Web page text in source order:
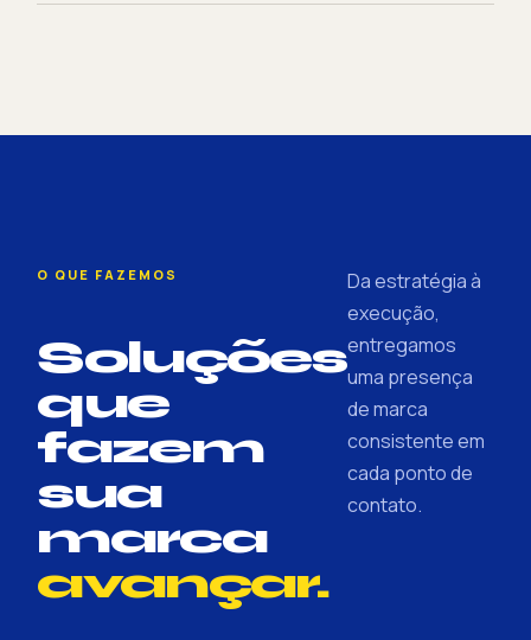
O QUE FAZEMOS
Soluções
que
fazem
sua
marca
avançar.
Da estratégia à
execução,
entregamos
uma presença
de marca
consistente em
cada ponto de
contato.